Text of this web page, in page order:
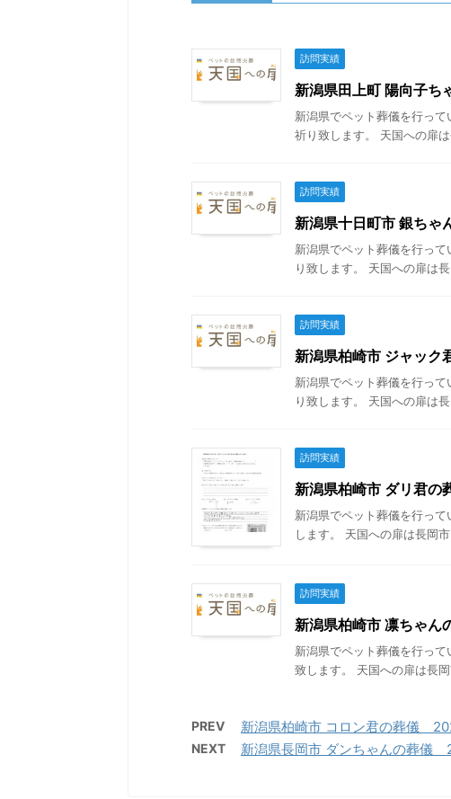
訪問実績
新潟県田上町 陽向子
新潟県でペット葬儀を行っ
祈り致します。 天国への扉
訪問実績
新潟県十日町市 銀ち
新潟県でペット葬儀を行っ
り致します。 天国への扉は
訪問実績
新潟県柏崎市 ジャッ
新潟県でペット葬儀を行っ
り致します。 天国への扉は
訪問実績
新潟県柏崎市 ダリ君
新潟県でペット葬儀を行っ
します。 天国への扉は長岡
訪問実績
新潟県柏崎市 凛ちゃ
新潟県でペット葬儀を行っ
致します。 天国への扉は長
PREV 新潟県柏崎市 コロン君の葬儀
NEXT 新潟県長岡市 ダンちゃんの葬儀